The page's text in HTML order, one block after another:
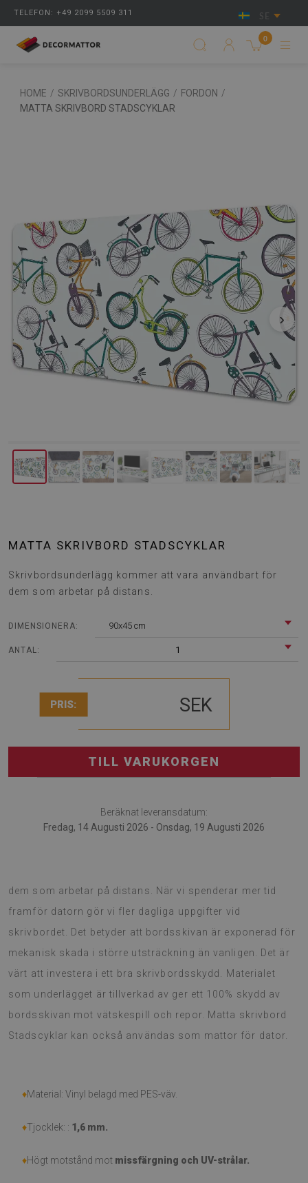
TELEFON: +49 2099 5509 311 SE
0
HOME / SKRIVBORDSUNDERLÄGG / FORDON /
MATTA SKRIVBORD STADSCYKLAR
‹ ›
MATTA SKRIVBORD STADSCYKLAR
Skrivbordsunderlägg kommer att vara användbart för
dem som arbetar på distans.
DIMENSIONERA: 90x45 cm
ANTAL: 1
PRIS: SEK
TILL VARUKORGEN
Beräknat leveransdatum:
Fredag, 14 Augusti 2026 - Onsdag, 19 Augusti 2026
dem som arbetar på distans. När vi spenderar mer tid
framför datorn gör vi fler dagliga uppgifter vid
skrivbordet. Det betyder att bordsskivan är exponerad för
mekanisk skada i större utsträckning än vanligen. Det är
värt att investera i ett bra skrivbordsskydd. Materialet
som underlägget är tillverkad av ger ett 100% skydd av
bordsskivan mot vätskespill och repor. Matta skrivbord
Stadscyklar kan också användas som mattor för dator.
♦Material: Vinyl belagd med PES-väv.
♦Tjocklek: : 1,6 mm.
♦Högt motstånd mot missfärgning och UV-strålar.